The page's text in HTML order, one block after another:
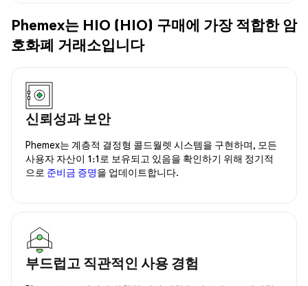
Phemex는 HIO (HIO) 구매에 가장 적합한 암
호화폐 거래소입니다
신뢰성과 보안
Phemex는 계층적 결정형 콜드월렛 시스템을 구현하며, 모든
사용자 자산이 1:1로 보유되고 있음을 확인하기 위해 정기적
으로 준비금 증명을 업데이트합니다.
부드럽고 직관적인 사용 경험